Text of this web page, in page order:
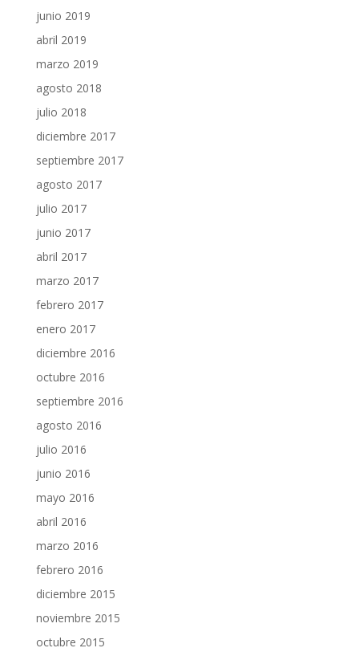
junio 2019
abril 2019
marzo 2019
agosto 2018
julio 2018
diciembre 2017
septiembre 2017
agosto 2017
julio 2017
junio 2017
abril 2017
marzo 2017
febrero 2017
enero 2017
diciembre 2016
octubre 2016
septiembre 2016
agosto 2016
julio 2016
junio 2016
mayo 2016
abril 2016
marzo 2016
febrero 2016
diciembre 2015
noviembre 2015
octubre 2015